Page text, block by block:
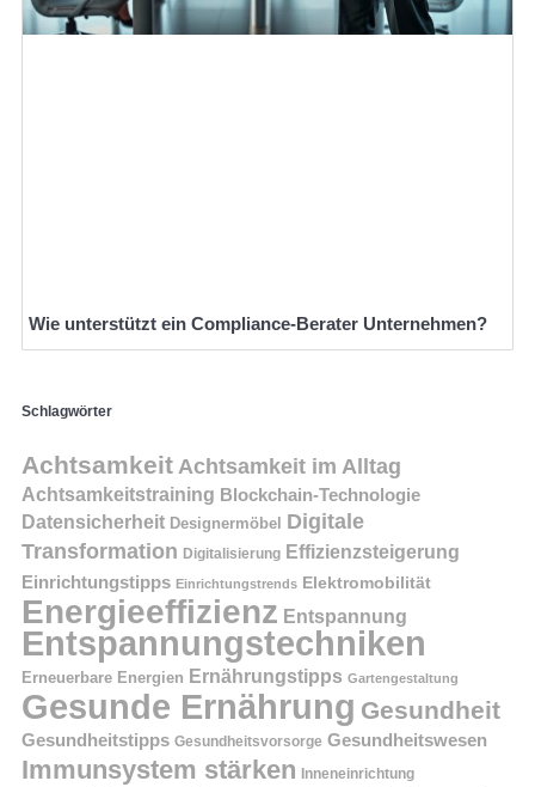
Wie unterstützt ein Compliance-Berater Unternehmen?
Schlagwörter
AchtsamkeitAchtsamkeit im Alltag
Achtsamkeitstraining Blockchain-Technologie
Datensicherheit Designermöbel
Digitale
Transformation Digitalisierung Effizienzsteigerung
Einrichtungstipps Einrichtungstrends Elektromobilität
Energieeffizienz Entspannung
Entspannungstechniken
Erneuerbare Energien Ernährungstipps Gartengestaltung
Gesunde Ernährung Gesundheit
Gesundheitstipps Gesundheitsvorsorge Gesundheitswesen
Immunsystem stärken Inneneinrichtung